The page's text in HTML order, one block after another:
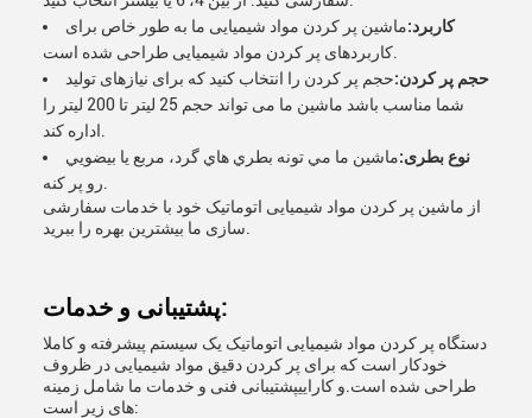
کاربرد:ماشین پر کردن مواد شیمیایی ما به طور خاص برای
حجم پر کردن:حجم پر کردن را انتخاب کنید که برای نیازهای تولید
شما مناسب باشد ماشین ما می تواند حجم 25 لیتر تا 200 لیتر را
نوع بطری:ماشين ما مي تونه بطري هاي گرد، مربع يا بيضويي
از ماشین پر کردن مواد شیمیایی اتوماتیک خود با خدمات سفارشی
پشتیبانی و خدمات:
دستگاه پر کردن مواد شیمیایی اتوماتیک یک سیستم پیشرفته و کاملا
خودکار است که برای پر کردن دقیق مواد شیمیایی در ظروف
طراحی شده است.و کاراییپشتیبانی فنی و خدمات ما شامل زمینه
های زیر است: